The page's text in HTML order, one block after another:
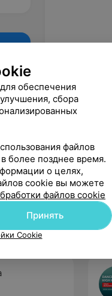
обеспечения
сбора
файлов
более позднее время.
о целях,
cookie вы можете
файлов cookie
Принять
Cookie